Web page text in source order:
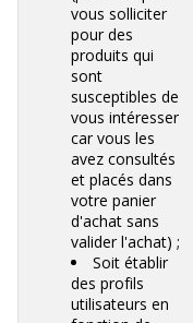
vous solliciter
pour des
produits qui
sont
susceptibles de
vous intéresser
car vous les
avez consultés
et placés dans
votre panier
d'achat sans
valider l'achat) ;
Soit établir
des profils
utilisateurs en